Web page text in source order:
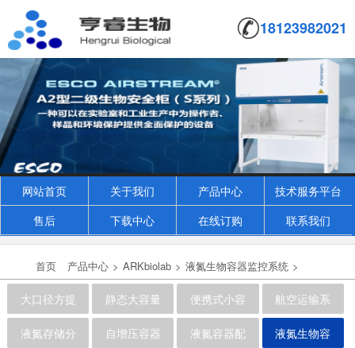
18123982021
网站首页 关于我们 产品中心
技术服务平台
售后
下载中心 在线订购 联系我们
首页 产品中心 > ARKbiolab > 液氮生物容器监控系统 >
大口径方提 静态大容量 便携式小容 航空运输系
液氮存储分 自增压容器 液氮容器配 液氮生物容